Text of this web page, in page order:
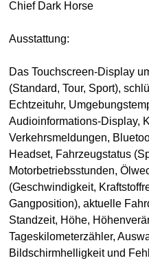
Chief Dark Horse
Ausstattung:
Das Touchscreen-Display
(Standard, Tour, Sport),
Echtzeituhr,
Audioinformations-Display,
Verkehrsmeldungen,
Headset, Fahrzeugstatus
Motorbetriebsstunden,
(Geschwindigkeit,
Gangposition), aktuelle
Standzeit, Höhe,
Tageskilometerzähler,
Bildschirmhelligkeit und